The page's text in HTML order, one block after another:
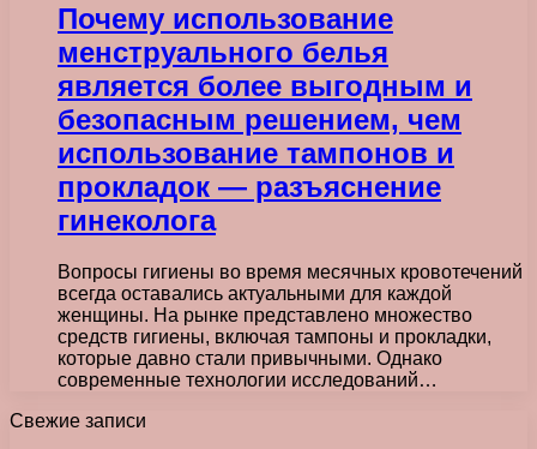
Почему использование
менструального белья
является более выгодным и
безопасным решением, чем
использование тампонов и
прокладок — разъяснение
гинеколога
Вопросы гигиены во время месячных кровотечений
всегда оставались актуальными для каждой
женщины. На рынке представлено множество
средств гигиены, включая тампоны и прокладки,
которые давно стали привычными. Однако
современные технологии исследований…
Свежие записи